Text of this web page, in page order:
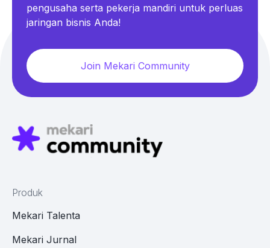
pengusaha serta pekerja mandiri untuk perluas
jaringan bisnis Anda!
Join Mekari Community
Produk
Mekari Talenta
Mekari Jurnal